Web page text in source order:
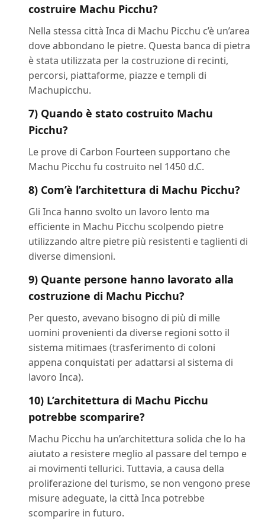
costruire Machu Picchu?
Nella stessa città Inca di Machu Picchu c’è un’area
dove abbondano le pietre. Questa banca di pietra
è stata utilizzata per la costruzione di recinti,
percorsi, piattaforme, piazze e templi di
Machupicchu.
7) Quando è stato costruito Machu
Picchu?
Le prove di Carbon Fourteen supportano che
Machu Picchu fu costruito nel 1450 d.C.
8) Com’è l’architettura di Machu Picchu?
Gli Inca hanno svolto un lavoro lento ma
efficiente in Machu Picchu scolpendo pietre
utilizzando altre pietre più resistenti e taglienti di
diverse dimensioni.
9) Quante persone hanno lavorato alla
costruzione di Machu Picchu?
Per questo, avevano bisogno di più di mille
uomini provenienti da diverse regioni sotto il
sistema mitimaes (trasferimento di coloni
appena conquistati per adattarsi al sistema di
lavoro Inca).
10) L’architettura di Machu Picchu
potrebbe scomparire?
Machu Picchu ha un’architettura solida che lo ha
aiutato a resistere meglio al passare del tempo e
ai movimenti tellurici. Tuttavia, a causa della
proliferazione del turismo, se non vengono prese
misure adeguate, la città Inca potrebbe
scomparire in futuro.